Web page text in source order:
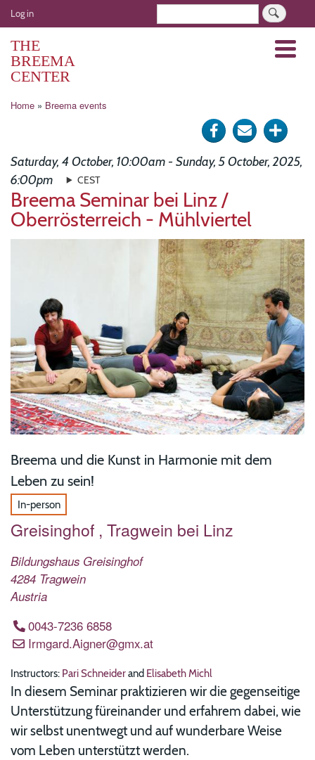
Skip
to
User
account
menu
Log in
THE
BREEMA
CENTER
Menu
Breadcrumb
Home Breema events
Share
on
Send
via
Click
for
Saturday, 4 October, 10:00am - Sunday, 5 October, 2025,
6:00pm
CEST
Breema Seminar bei Linz /
Oberrösterreich - Mühlviertel
Breema und die Kunst in Harmonie mit dem
Leben zu sein!
In-person
Greisinghof , Tragwein bei Linz
Bildungshaus Greisinghof
4284 Tragwein
Austria
0043-7236 6858
Irmgard.Aigner@gmx.at
Instructors: Pari Schneiderand Elisabeth Michl
In diesem Seminar praktizieren wir die gegenseitige
Unterstützung füreinander und erfahrem dabei, wie
wir selbst unentwegt und auf wunderbare Weise
vom Leben unterstützt werden.